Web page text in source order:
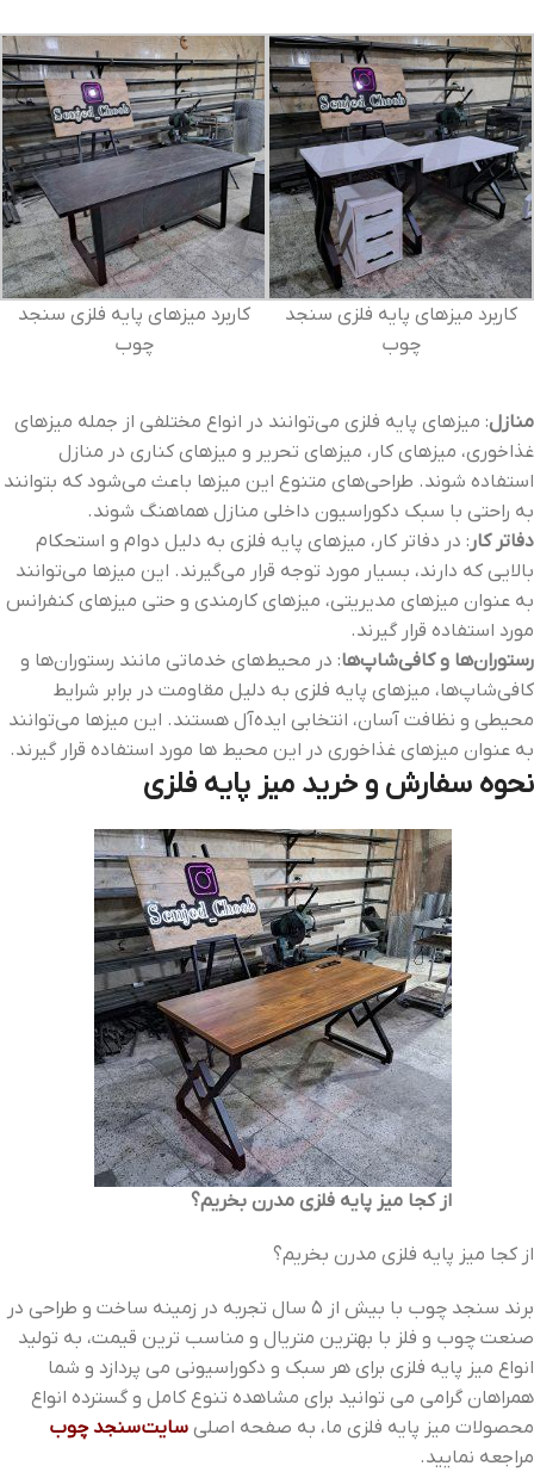
کاربرد میزهای پایه فلزی سنجد
چوب
کاربرد میزهای پایه فلزی سنجد
چوب
منازل: میزهای پایه فلزی می‌توانند در انواع مختلفی از جمله میزهای
غذاخوری، میزهای کار، میزهای تحریر و میزهای کناری در منازل
استفاده شوند. طراحی‌های متنوع این میزها باعث می‌شود که بتوانند
به راحتی با سبک دکوراسیون داخلی منازل هماهنگ شوند.
دفاتر کار : در دفاتر کار، میزهای پایه فلزی به دلیل دوام و استحکام
بالایی که دارند، بسیار مورد توجه قرار می‌گیرند. این میزها می‌توانند
به عنوان میزهای مدیریتی، میزهای کارمندی و حتی میزهای کنفرانس
مورد استفاده قرار گیرند.
رستوران‌ها و کافی‌شاپ‌ها: در محیط‌های خدماتی مانند رستوران‌ها و
کافی‌شاپ‌ها، میزهای پایه فلزی به دلیل مقاومت در برابر شرایط
محیطی و نظافت آسان، انتخابی ایده‌آل هستند. این میزها می‌توانند
به عنوان میزهای غذاخوری در این محیط‌ ها مورد استفاده قرار گیرند.
نحوه سفارش و خرید میز پایه فلزی
از کجا میز پایه فلزی مدرن بخریم؟
از کجا میز پایه فلزی مدرن بخریم؟
برند سنجد چوب با بیش از 5 سال تجربه در زمینه ساخت و طراحی در
صنعت چوب و فلز با بهترین متریال و مناسب ترین قیمت، به تولید
انواع میز پایه فلزی برای هر سبک و دکوراسیونی می پردازد و شما
همراهان گرامی می توانید برای مشاهده تنوع کامل و گسترده انواع
محصولات میز پایه فلزی ما، به صفحه اصلی سایت سنجد چوب
مراجعه نمایید.